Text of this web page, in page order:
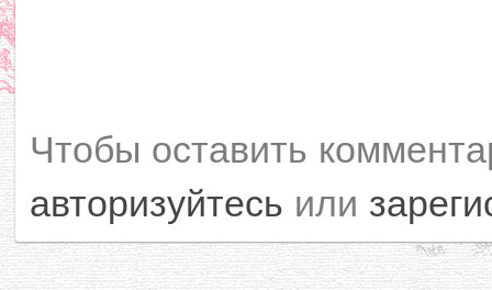
Чтобы оставить
авторизуйтесь или